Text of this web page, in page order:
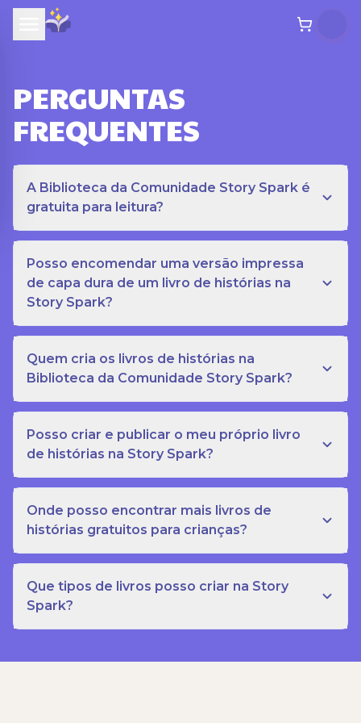
PERGUNTAS
FREQUENTES
A Biblioteca da Comunidade Story Spark é
gratuita para leitura?
Posso encomendar uma versão impressa
de capa dura de um livro de histórias na
Story Spark?
Quem cria os livros de histórias na
Biblioteca da Comunidade Story Spark?
Posso criar e publicar o meu próprio livro
de histórias na Story Spark?
Onde posso encontrar mais livros de
histórias gratuitos para crianças?
Que tipos de livros posso criar na Story
Spark?